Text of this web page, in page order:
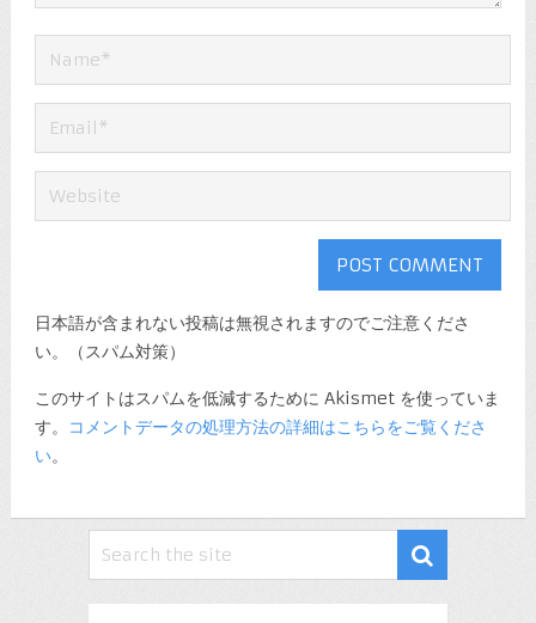
日本語が含まれない投稿は無視されますのでご注意くださ
い。（スパム対策）
このサイトはスパムを低減するために Akismet を使っていま
す。
コメントデータの処理方法の詳細はこちらをご覧くださ
い。